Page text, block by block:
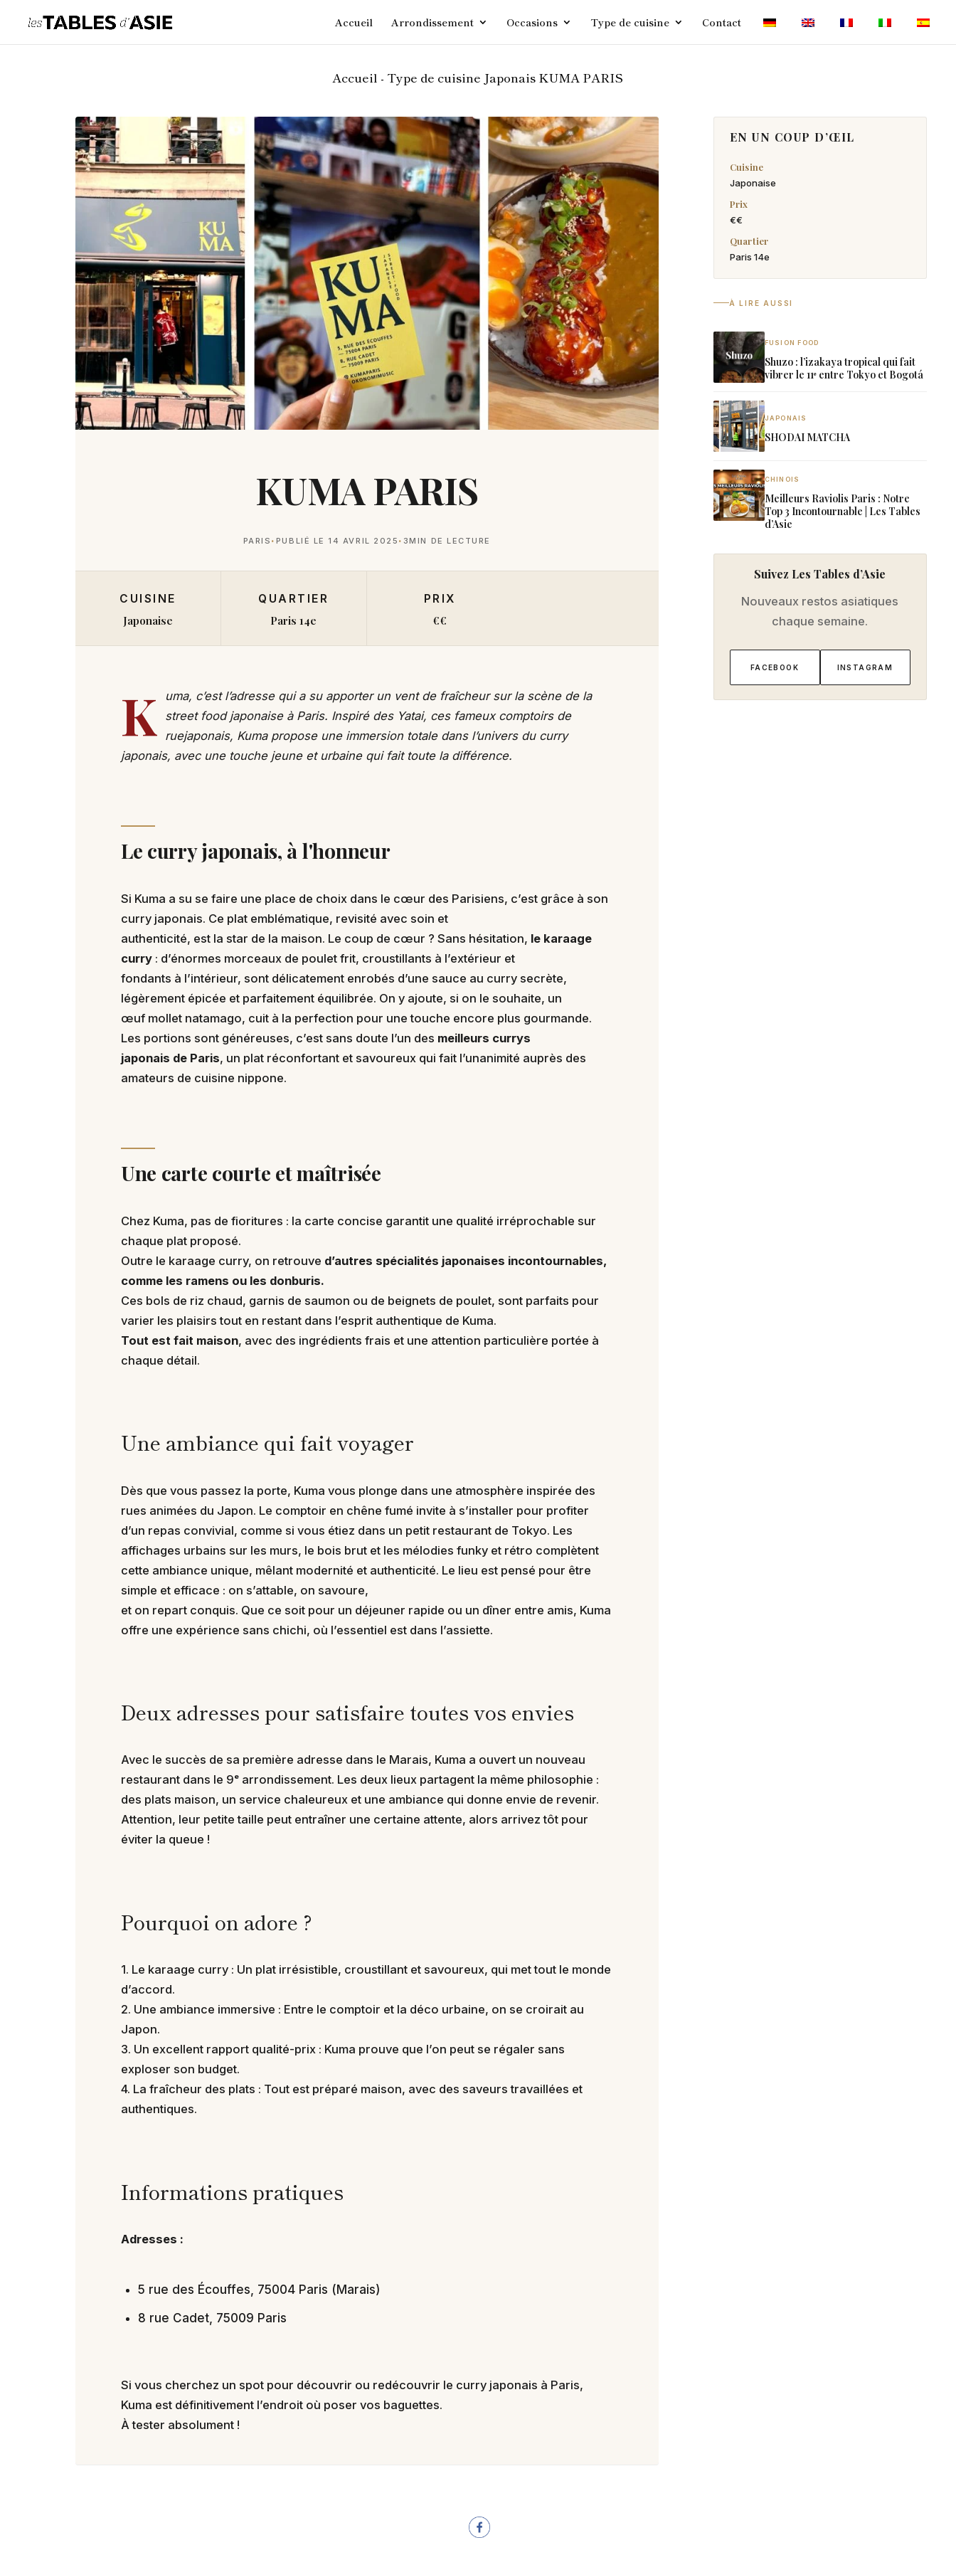
Accueil Arrondissement Occasions Type de cuisine Contact
Accueil - Type de cuisine Japonais KUMA PARIS
KUMA PARIS
PARIS PUBLIÉ LE 14 AVRIL 2025 3MIN DE LECTURE
CUISINE
Japonaise
QUARTIER
Paris 14e
PRIX
€€
K
uma, c’est l’adresse qui a su apporter un vent de fraîcheur sur la scène de la
street food japonaise à Paris. Inspiré des Yatai, ces fameux comptoirs de
ruejaponais, Kuma propose une immersion totale dans l’univers du curry
japonais, avec une touche jeune et urbaine qui fait toute la différence.
Le curry japonais, à l'honneur
Si Kuma a su se faire une place de choix dans le cœur des Parisiens, c’est grâce à son
curry japonais. Ce plat emblématique, revisité avec soin et
authenticité, est la star de la maison. Le coup de cœur ? Sans hésitation, le karaage
curry: d’énormes morceaux de poulet frit, croustillants à l’extérieur et
fondants à l’intérieur, sont délicatement enrobés d’une sauce au curry secrète,
légèrement épicée et parfaitement équilibrée. On y ajoute, si on le souhaite, un
œuf mollet natamago, cuit à la perfection pour une touche encore plus gourmande.
Les portions sont généreuses, c’est sans doute l’un des meilleurs currys
japonais de Paris, un plat réconfortant et savoureux qui fait l’unanimité auprès des
amateurs de cuisine nippone.
Une carte courte et maîtrisée
Chez Kuma, pas de fioritures : la carte concise garantit une qualité irréprochable sur
chaque plat proposé.
Outre le karaage curry, on retrouve d’autres spécialités japonaises incontournables,
comme les ramens ou les donburis.
Ces bols de riz chaud, garnis de saumon ou de beignets de poulet, sont parfaits pour
varier les plaisirs tout en restant dans l’esprit authentique de Kuma.
Tout est fait maison, avec des ingrédients frais et une attention particulière portée à
chaque détail.
Une ambiance qui fait voyager
Dès que vous passez la porte, Kuma vous plonge dans une atmosphère inspirée des
rues animées du Japon. Le comptoir en chêne fumé invite à s’installer pour profiter
d’un repas convivial, comme si vous étiez dans un petit restaurant de Tokyo. Les
affichages urbains sur les murs, le bois brut et les mélodies funky et rétro complètent
cette ambiance unique, mêlant modernité et authenticité. Le lieu est pensé pour être
simple et efficace : on s’attable, on savoure,
et on repart conquis. Que ce soit pour un déjeuner rapide ou un dîner entre amis, Kuma
offre une expérience sans chichi, où l’essentiel est dans l’assiette.
Deux adresses pour satisfaire toutes vos envies
Avec le succès de sa première adresse dans le Marais, Kuma a ouvert un nouveau
restaurant dans le 9ᵉ arrondissement. Les deux lieux partagent la même philosophie :
des plats maison, un service chaleureux et une ambiance qui donne envie de revenir.
Attention, leur petite taille peut entraîner une certaine attente, alors arrivez tôt pour
éviter la queue !
Pourquoi on adore ?
1. Le karaage curry : Un plat irrésistible, croustillant et savoureux, qui met tout le monde
d’accord.
2. Une ambiance immersive : Entre le comptoir et la déco urbaine, on se croirait au
Japon.
3. Un excellent rapport qualité-prix : Kuma prouve que l’on peut se régaler sans
exploser son budget.
4. La fraîcheur des plats : Tout est préparé maison, avec des saveurs travaillées et
authentiques.
Informations pratiques
Adresses :
5 rue des Écouffes, 75004 Paris (Marais)
8 rue Cadet, 75009 Paris
Si vous cherchez un spot pour découvrir ou redécouvrir le curry japonais à Paris,
Kuma est définitivement l’endroit où poser vos baguettes.
À tester absolument !
EN UN COUP D’ŒIL
Cuisine
Japonaise
Prix
€€
Quartier
Paris 14e
À LIRE AUSSI
FUSION FOOD
Shuzo : l’izakaya tropical qui fait
vibrer le 11ᵉ entre Tokyo et Bogotá
JAPONAIS
SHODAI MATCHA
CHINOIS
Meilleurs Raviolis Paris : Notre
Top 3 Incontournable | Les Tables
d’Asie
Suivez Les Tables d’Asie
Nouveaux restos asiatiques
chaque semaine.
FACEBOOK INSTAGRAM